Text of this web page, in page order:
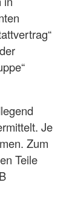
Je
Zum
Teile